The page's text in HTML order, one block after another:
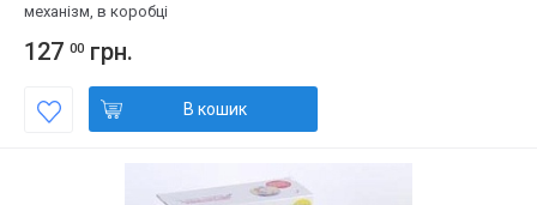
механізм, в коробці
127 00 грн.
В кошик